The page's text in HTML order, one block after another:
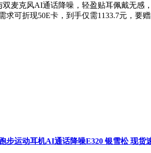
麦克风AI通话降噪，轻盈贴耳佩戴无
可折现50E卡，到手仅需1133.7元，要
步运动耳机AI通话降噪E320 银雪松 现货